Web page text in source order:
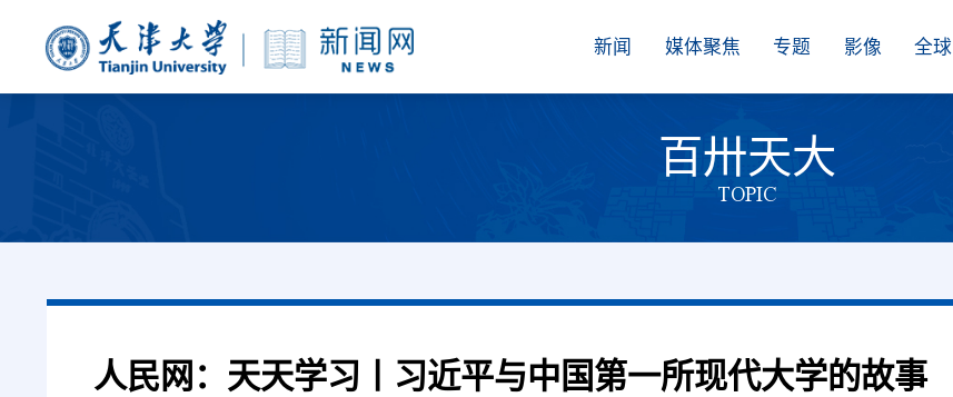
新闻 媒体聚焦 专题 影像 全球
百卅天大
TOPIC
人民网：天天学习丨习近平与中国第一所现代大学的故事